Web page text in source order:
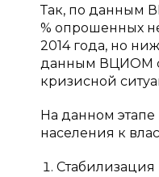
Так, по данным
% опрошенных
2014 года, но
данным ВЦИОМ
кризисной
На данном
населения к
Стабилизация